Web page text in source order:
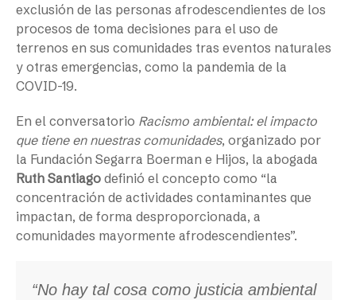
exclusión de las personas afrodescendientes de los
procesos de toma decisiones para el uso de
terrenos en sus comunidades tras eventos naturales
y otras emergencias, como la pandemia de la
COVID-19.
En el conversatorio Racismo ambiental: el impacto
que tiene en nuestras comunidades, organizado por
la Fundación Segarra Boerman e Hijos, la abogada
Ruth Santiago definió el concepto como “la
concentración de actividades contaminantes que
impactan, de forma desproporcionada, a
comunidades mayormente afrodescendientes”.
“No hay tal cosa como justicia ambiental